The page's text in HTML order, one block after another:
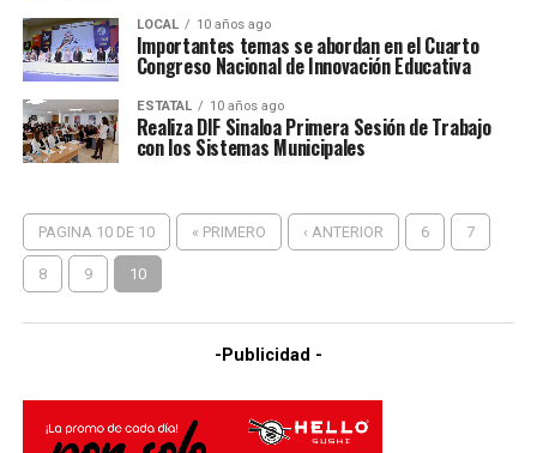
LOCAL 10 años ago
Importantes temas se abordan en el Cuarto
Congreso Nacional de Innovación Educativa
ESTATAL 10 años ago
Realiza DIF Sinaloa Primera Sesión de Trabajo
con los Sistemas Municipales
PAGINA 10 DE 10 « PRIMERO ‹ ANTERIOR 6 7
8 9 10
-Publicidad -